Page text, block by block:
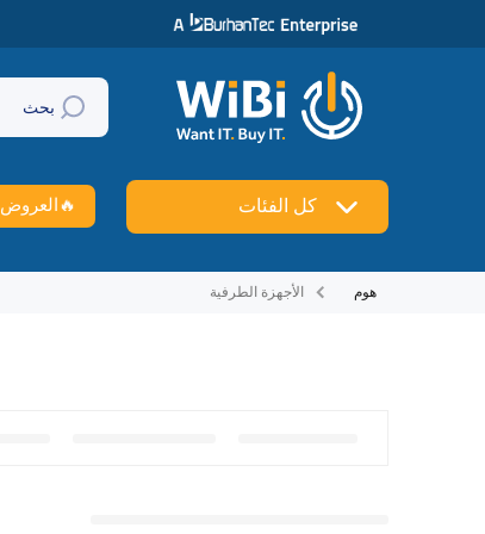
تخطي إلى المحتوى
بحث
كل الفئات 🔥 العروض
هوم الأجهزة الطرفية